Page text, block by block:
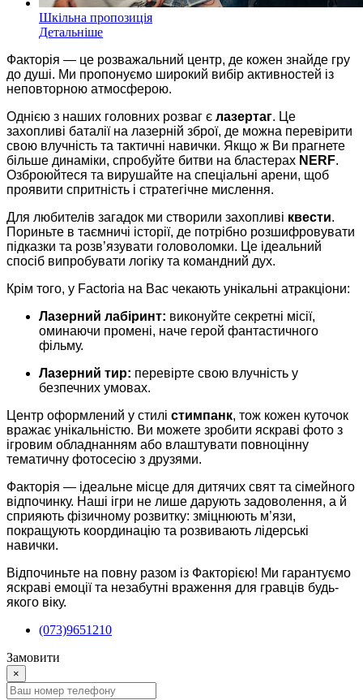
Шкільна пропозиція
Детальніше
Факторія — це розважальний центр, де кожен знайде гру
до душі. Ми пропонуємо широкий вибір активностей із
неповторною атмосферою.
Однією з наших головних розваг є лазертаг. Це
захопливі баталії на лазерній зброї, де можна перевірити
свою влучність та тактичні навички. Якщо ж Ви прагнете
більше динаміки, спробуйте битви на бластерах NERF.
Озброюйтеся та вирушайте на спеціальні арени, щоб
проявити спритність і стратегічне мислення.
Для любителів загадок ми створили захопливі квести.
Пориньте в таємничі історії, де потрібно розшифровувати
підказки та розв’язувати головоломки. Це ідеальний
спосіб випробувати логіку та командний дух.
Крім того, у Factoria на Вас чекають унікальні атракціони:
Лазерний лабіринт: виконуйте секретні місії,
оминаючи промені, наче герой фантастичного
фільму.
Лазерний тир: перевірте свою влучність у
безпечних умовах.
Центр оформлений у стилі стимпанк, тож кожен куточок
вражає унікальністю. Ви можете зробити яскраві фото з
ігровим обладнанням або влаштувати повноцінну
тематичну фотосесію з друзями.
Факторія — ідеальне місце для дитячих свят та сімейного
відпочинку. Наші ігри не лише дарують задоволення, а й
сприяють фізичному розвитку: зміцнюють м’язи,
покращують координацію та розвивають лідерські
навички.
Відпочиньте на повну разом із Факторією! Ми гарантуємо
яскраві емоції та незабутні враження для гравців будь-
якого віку.
(073)9651210
Замовити
×